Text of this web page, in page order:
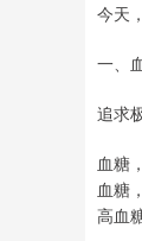
今天
一、
追求
血糖
血糖
高血